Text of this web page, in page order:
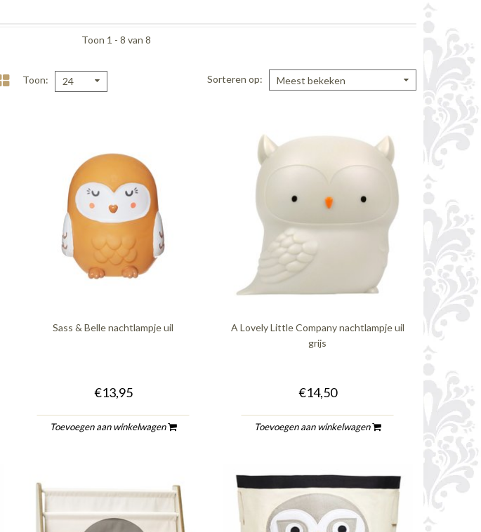
Toon 1 - 8 van 8
Toon 24 Sorteren op Meest bekeken
Sass & Belle nachtlampje uil
€13,95
Toevoegen aan winkelwagen
A Lovely Little Company nachtlampje uil
grijs
€14,50
Toevoegen aan winkelwagen